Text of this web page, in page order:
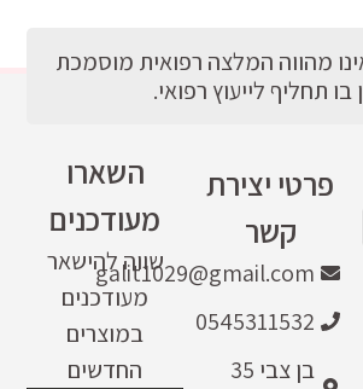
פרטי יצירת
קשר
galit1029@gmail.com
0545311532
בן צבי 35
השארו
מעודכנים
שווה להישאר
מעודכנים
במוצרים
החדשים
מהווה המלצה רפואית מוסמכת
בו תחליף לייעוץ רפואי.